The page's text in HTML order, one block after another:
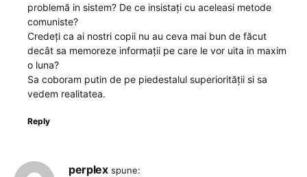
problemă in sistem? De ce insistați cu aceleasi metode
comuniste?
Credeți ca ai nostri copii nu au ceva mai bun de făcut
decât sa memoreze informații pe care le vor uita in maxim
o luna?
Sa coboram putin de pe piedestalul superiorității si sa
vedem realitatea.
Reply
perplex spune: